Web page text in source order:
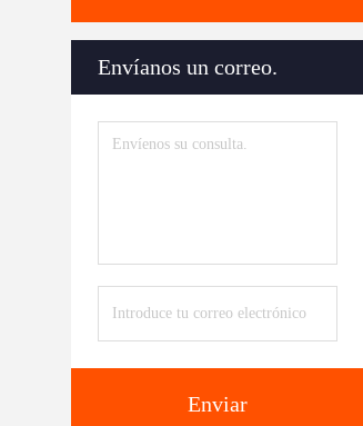
Envíanos un correo.
Enviar